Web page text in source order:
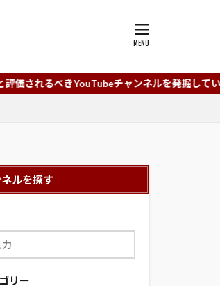
チャンネルを発掘していくYouTubeチャ
ルを探す
リー